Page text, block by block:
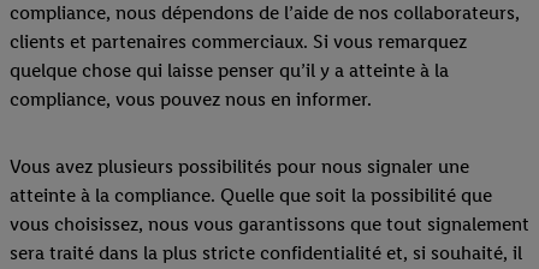
compliance, nous dépendons de l’aide de nos collaborateurs,
clients et partenaires commerciaux. Si vous remarquez
quelque chose qui laisse penser qu’il y a atteinte à la
compliance, vous pouvez nous en informer.
Vous avez plusieurs possibilités pour nous signaler une
atteinte à la compliance. Quelle que soit la possibilité que
vous choisissez, nous vous garantissons que tout signalement
sera traité dans la plus stricte confidentialité et, si souhaité, il